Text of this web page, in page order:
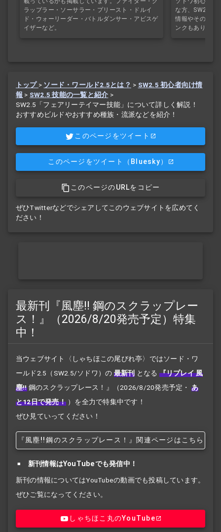
ラップラー・ソーサラー・プリースト・ドルイ
ド・ウォーリーダー・バトルダンサー・アビスゲ
イザーなど。
な方、SW2.5で
情報やその他ソ
ンクもあります
トップ > ソード・ワールド2.5とは？ > SW2.5 初心者向け情
報 > SW2.5 技能の一覧と紹介 >
SW2.5「フェアリーテイマー技能」について詳しく解説！
おすすめビルドやおすすめ種族・流派などを紹介！
このページをツイート
このページをツイート （Bluesky）
このページのURLをコピー
ぜひTwitterなどでシェアしてこのウェブサイトを広めてく
ださい！
最新刊『風塵!! 鋼のスクラップレー
ス！』（2026/8/20発売予定）特集
中！
当ウェブサイト〈しゃちほこの尾びれ亭〉ではソード・ワ
ールド2.5（SW2.5/ソドワ）の 最新刊 となる 『リプレイ 風
塵!! 鋼のスクラップレース！』 （2026/8/20発売予定・ あ
と12日で発売！ ）を全力で特集中です！
ぜひ見ていってください！
『風塵!! 鋼のスクラップレース！』関連ページはこちら
新刊情報はYouTubeでも発信中！
新刊の情報についてはYouTubeの動画でも投稿しています。
ぜひご覧になってください。
しゃちほこ丸のYouTube